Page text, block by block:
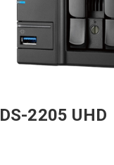
DS-2205 UHD